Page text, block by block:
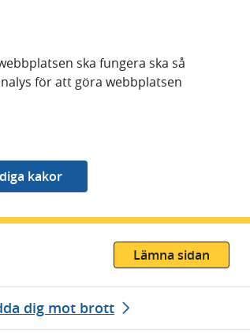
ska fungera ska så
för att göra webbplatsen
Lämna sidan
dig mot brott